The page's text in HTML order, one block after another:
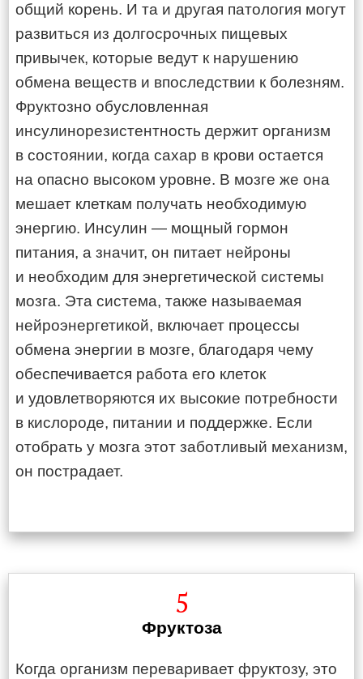
общий корень. И та и другая патология могут
развиться из долгосрочных пищевых
привычек, которые ведут к нарушению
обмена веществ и впоследствии к болезням.
Фруктозно обусловленная
инсулинорезистентность держит организм
в состоянии, когда сахар в крови остается
на опасно высоком уровне. В мозге же она
мешает клеткам получать необходимую
энергию. Инсулин — мощный гормон
питания, а значит, он питает нейроны
и необходим для энергетической системы
мозга. Эта система, также называемая
нейроэнергетикой, включает процессы
обмена энергии в мозге, благодаря чему
обеспечивается работа его клеток
и удовлетворяются их высокие потребности
в кислороде, питании и поддержке. Если
отобрать у мозга этот заботливый механизм,
он пострадает.
5
Фруктоза
Когда организм переваривает фруктозу, это